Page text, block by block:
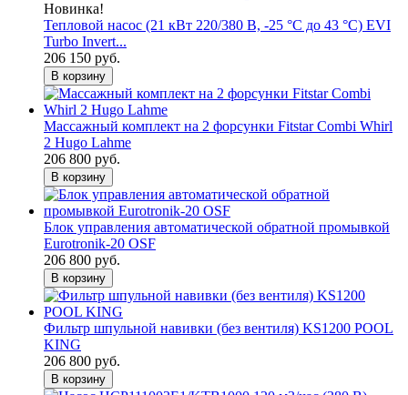
Новинка!
Тепловой насос (21 кВт 220/380 В, -25 °C до 43 °C) EVI
Turbo Invert...
206 150 руб.
В корзину
Массажный комплект на 2 форсунки Fitstar Combi Whirl
2 Hugo Lahme
206 800 руб.
В корзину
Блок управления автоматической обратной промывкой
Eurotronik-20 OSF
206 800 руб.
В корзину
Фильтр шпульной навивки (без вентиля) KS1200 POOL
KING
206 800 руб.
В корзину